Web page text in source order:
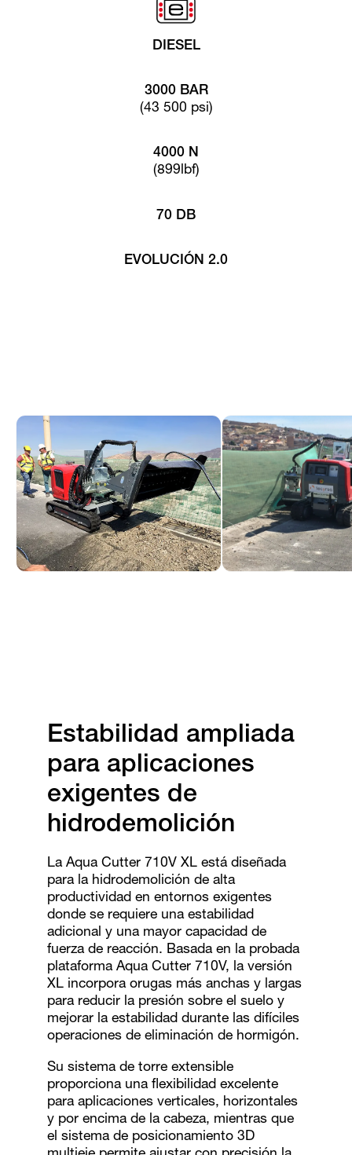
DIESEL
3000 BAR
(43 500 psi)
4000 N
(899lbf)
70 DB
EVOLUCIÓN 2.0
Estabilidad ampliada
para aplicaciones
exigentes de
hidrodemolición
La Aqua Cutter 710V XL está diseñada
para la hidrodemolición de alta
productividad en entornos exigentes
donde se requiere una estabilidad
adicional y una mayor capacidad de
fuerza de reacción. Basada en la probada
plataforma Aqua Cutter 710V, la versión
XL incorpora orugas más anchas y largas
para reducir la presión sobre el suelo y
mejorar la estabilidad durante las difíciles
operaciones de eliminación de hormigón.
Su sistema de torre extensible
proporciona una flexibilidad excelente
para aplicaciones verticales, horizontales
y por encima de la cabeza, mientras que
el sistema de posicionamiento 3D